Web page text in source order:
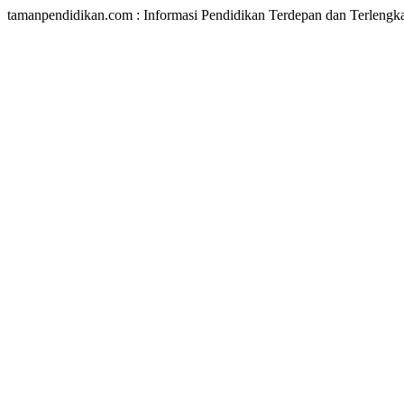
tamanpendidikan.com : Informasi Pendidikan Terdepan dan